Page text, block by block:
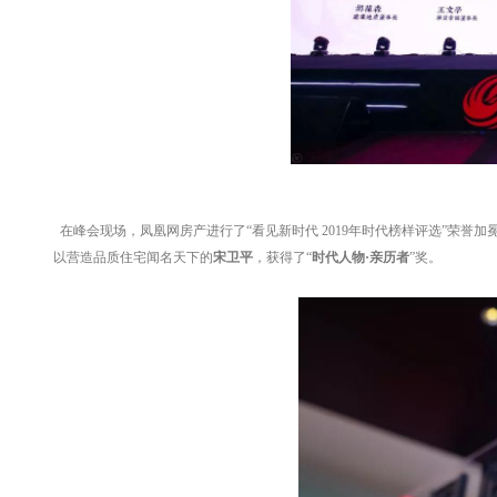
在峰会现场，凤凰网房产进行了“看见新时代 2019年时代榜样评选”荣誉
以营造品质住宅闻名天下的宋卫平 ，获得了“时代人物·亲历者”奖。